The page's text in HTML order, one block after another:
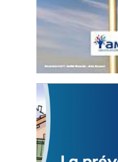
Statut de l’élu local
3 avril 2024
Mise à jour avril 2024
FEUILLETER